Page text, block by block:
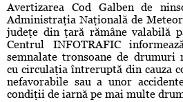
Avertizarea Cod Galben de
Administraţia Naţională de
judeţe din ţară rămâne valabilă
Centrul INFOTRAFIC
semnalate tronsoane de drumuri
cu circulaţia întreruptă din cauza
nefavorabile sau a unor
condiţii de iarnă pe mai multe